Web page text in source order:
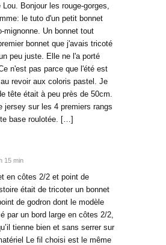
Bonjour les rouge-gorges,
le tuto d'un petit bonnet
mignonne. Un bonnet tout
bonnet que j'avais tricoté
peu juste. Elle ne l'a porté
n'est pas parce que l'été est
revoir aux coloris pastel. Je
tête était à peu près de 50cm.
jersey sur les 4 premiers rangs
base roulotée. […]
15 min
en côtes 2/2 et point de
était de tricoter un bonnet
de godron dont le modèle
par un bord large en côtes 2/2,
tienne bien et sans serrer sur
Le fil choisi est le même